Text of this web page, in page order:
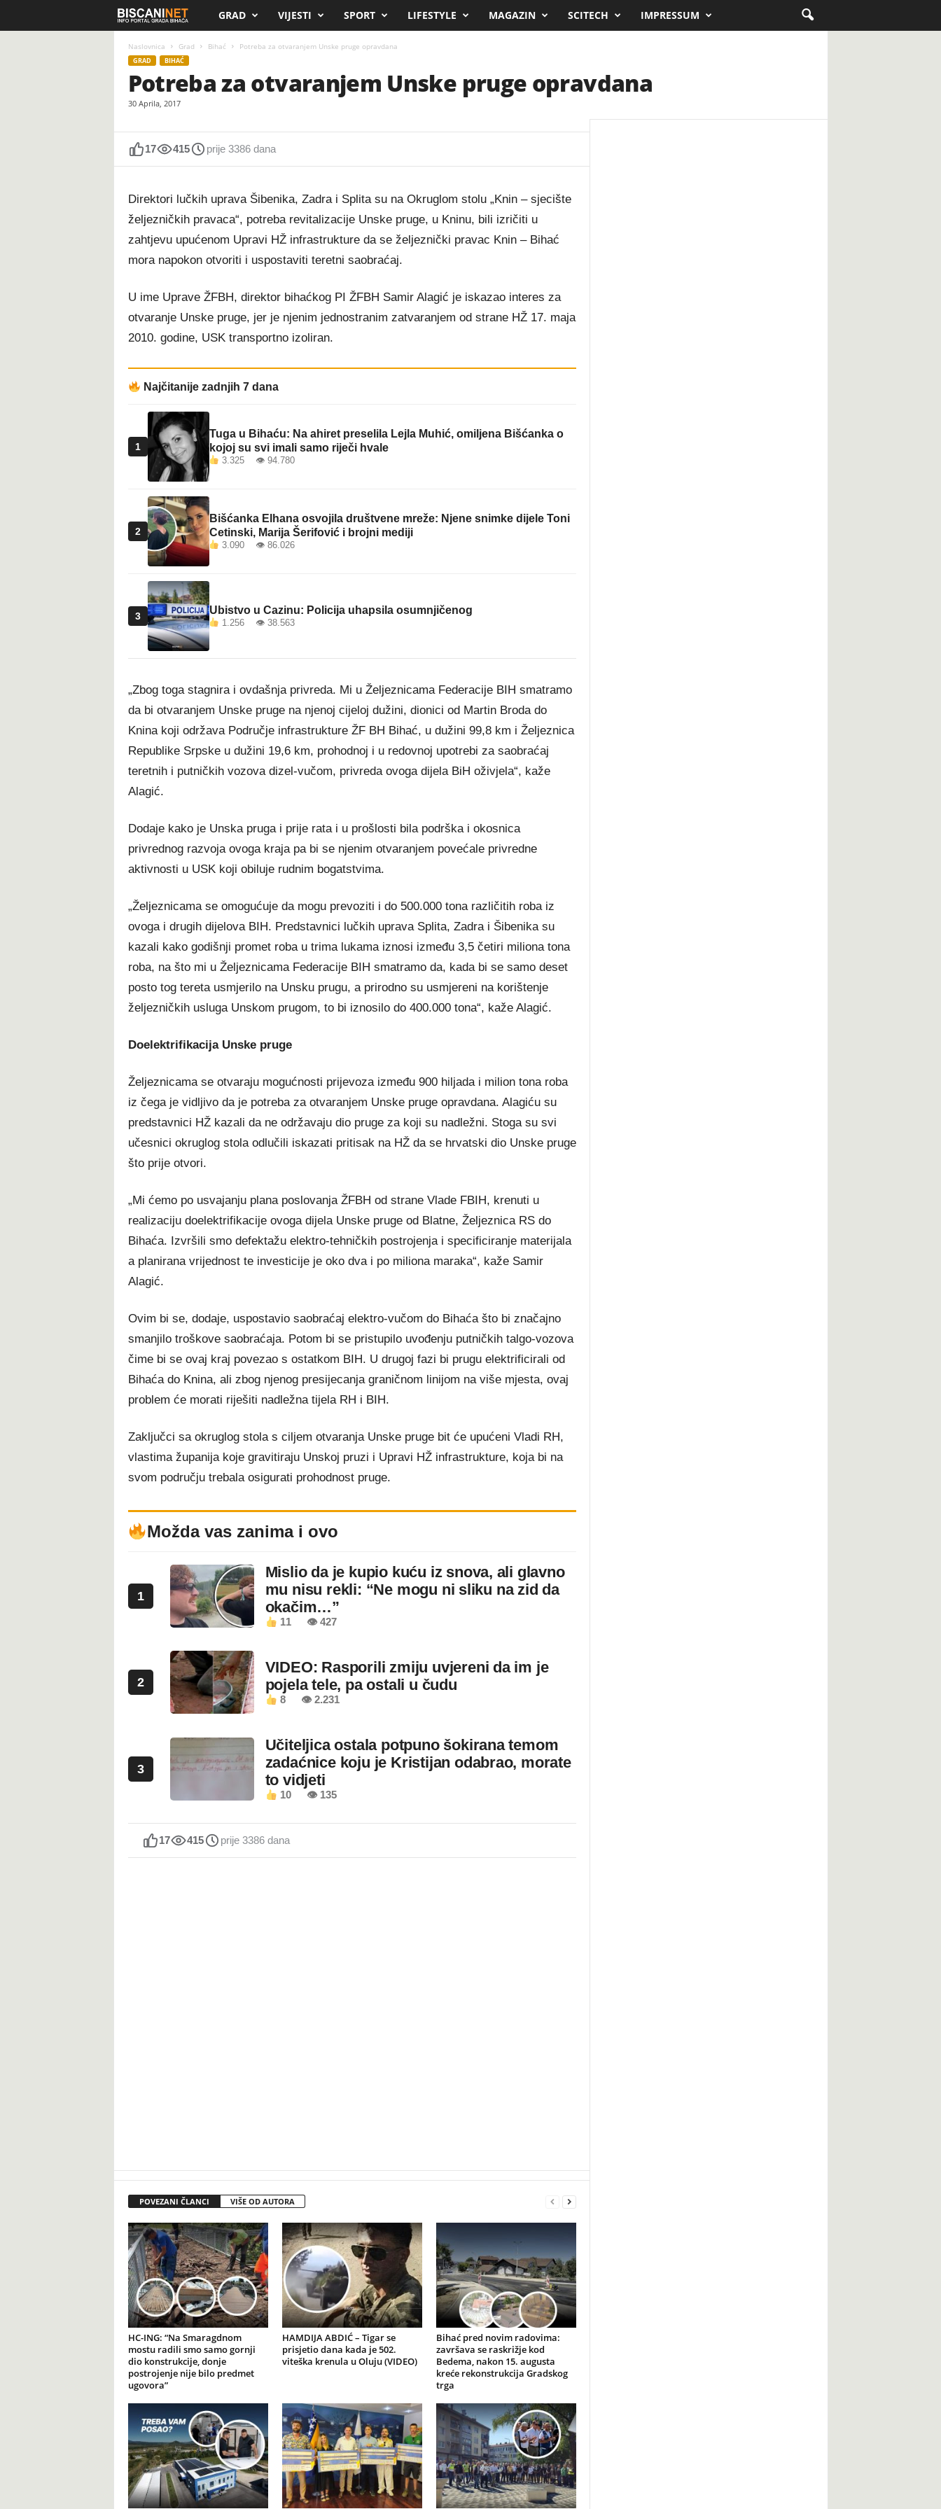
i
n
i
n
e
t
GRAD VIJESTI SPORT LIFESTYLE MAGAZIN SCITECH IMPRESSUM
Naslovnica Grad Bihać Potreba za otvaranjem Unske pruge opravdana
GRAD BIHAĆ
Potreba za otvaranjem Unske pruge opravdana
30 Aprila, 2017
17 415 prije 3386 dana
Direktori lučkih uprava Šibenika, Zadra i Splita su na Okruglom stolu „Knin – sjecište
željezničkih pravaca“, potreba revitalizacije Unske pruge, u Kninu, bili izričiti u
zahtjevu upućenom Upravi HŽ infrastrukture da se željeznički pravac Knin – Bihać
mora napokon otvoriti i uspostaviti teretni saobraćaj.
U ime Uprave ŽFBH, direktor bihaćkog PI ŽFBH Samir Alagić je iskazao interes za
otvaranje Unske pruge, jer je njenim jednostranim zatvaranjem od strane HŽ 17. maja
2010. godine, USK transportno izoliran.
Najčitanije zadnjih 7 dana
1
Tuga u Bihaću: Na ahiret preselila Lejla Muhić, omiljena Bišćanka o
kojoj su svi imali samo riječi hvale
3.325 👁 94.780
2
Bišćanka Elhana osvojila društvene mreže: Njene snimke dijele Toni
Cetinski, Marija Šerifović i brojni mediji
3.090 👁 86.026
3 Ubistvo u Cazinu: Policija uhapsila osumnjičenog
1.256 👁 38.563
„Zbog toga stagnira i ovdašnja privreda. Mi u Željeznicama Federacije BIH smatramo
da bi otvaranjem Unske pruge na njenoj cijeloj dužini, dionici od Martin Broda do
Knina koji održava Područje infrastrukture ŽF BH Bihać, u dužini 99,8 km i Željeznica
Republike Srpske u dužini 19,6 km, prohodnoj i u redovnoj upotrebi za saobraćaj
teretnih i putničkih vozova dizel-vučom, privreda ovoga dijela BiH oživjela“, kaže
Alagić.
Dodaje kako je Unska pruga i prije rata i u prošlosti bila podrška i okosnica
privrednog razvoja ovoga kraja pa bi se njenim otvaranjem povećale privredne
aktivnosti u USK koji obiluje rudnim bogatstvima.
„Željeznicama se omogućuje da mogu prevoziti i do 500.000 tona različitih roba iz
ovoga i drugih dijelova BIH. Predstavnici lučkih uprava Splita, Zadra i Šibenika su
kazali kako godišnji promet roba u trima lukama iznosi između 3,5 četiri miliona tona
roba, na što mi u Željeznicama Federacije BIH smatramo da, kada bi se samo deset
posto tog tereta usmjerilo na Unsku prugu, a prirodno su usmjereni na korištenje
željezničkih usluga Unskom prugom, to bi iznosilo do 400.000 tona“, kaže Alagić.
Doelektrifikacija Unske pruge
Željeznicama se otvaraju mogućnosti prijevoza između 900 hiljada i milion tona roba
iz čega je vidljivo da je potreba za otvaranjem Unske pruge opravdana. Alagiću su
predstavnici HŽ kazali da ne održavaju dio pruge za koji su nadležni. Stoga su svi
učesnici okruglog stola odlučili iskazati pritisak na HŽ da se hrvatski dio Unske pruge
što prije otvori.
„Mi ćemo po usvajanju plana poslovanja ŽFBH od strane Vlade FBIH, krenuti u
realizaciju doelektrifikacije ovoga dijela Unske pruge od Blatne, Željeznica RS do
Bihaća. Izvršili smo defektažu elektro-tehničkih postrojenja i specificiranje materijala
a planirana vrijednost te investicije je oko dva i po miliona maraka“, kaže Samir
Alagić.
Ovim bi se, dodaje, uspostavio saobraćaj elektro-vučom do Bihaća što bi značajno
smanjilo troškove saobraćaja. Potom bi se pristupilo uvođenju putničkih talgo-vozova
čime bi se ovaj kraj povezao s ostatkom BIH. U drugoj fazi bi prugu elektrificirali od
Bihaća do Knina, ali zbog njenog presijecanja graničnom linijom na više mjesta, ovaj
problem će morati riješiti nadležna tijela RH i BIH.
Zaključci sa okruglog stola s ciljem otvaranja Unske pruge bit će upućeni Vladi RH,
vlastima županija koje gravitiraju Unskoj pruzi i Upravi HŽ infrastrukture, koja bi na
svom području trebala osigurati prohodnost pruge.
Možda vas zanima i ovo
1
Mislio da je kupio kuću iz snova, ali glavno
mu nisu rekli: “Ne mogu ni sliku na zid da
okačim…”
11 👁 427
2
VIDEO: Rasporili zmiju uvjereni da im je
pojela tele, pa ostali u čudu
8 👁 2.231
3
Učiteljica ostala potpuno šokirana temom
zadaćnice koju je Kristijan odabrao, morate
to vidjeti
10 👁 135
17 415 prije 3386 dana
POVEZANI ČLANCI VIŠE OD AUTORA
HC-ING: “Na Smaragdnom
mostu radili smo samo gornji
dio konstrukcije, donje
postrojenje nije bilo predmet
ugovora”
HAMDIJA ABDIĆ – Tigar se
prisjetio dana kada je 502.
viteška krenula u Oluju (VIDEO)
Bihać pred novim radovima:
završava se raskrižje kod
Bedema, nakon 15. augusta
kreće rekonstrukcija Gradskog
trga